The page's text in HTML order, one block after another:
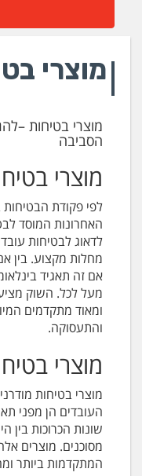
מוצרי
מוצרי בטיחות
הסביבה
מוצרי
לפי פקודת
האחרונות המוסד
לדאוג לבטיחות
מחלות מקצוע. בין
אם זה תאגיד
מעל לכל. השוק
ומאוד מתקדמים
והתעסוקה.
מוצרי
מוצרי בטיחות
העובדים הן מפני
שונות הכרוכות בין
מסוכנים. מוצרים
המתקדמות ביותר